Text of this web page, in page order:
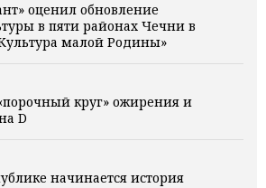
оценил обновление
в пяти районах Чечни в
малой Родины»
круг» ожирения и
D
начинается история